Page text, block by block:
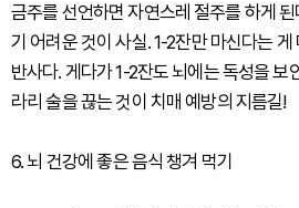
금주를 선언하면 자연스레 절주를 하게 된
기 어려운 것이 사실. 1-2잔만 마신다는
반사다. 게다가 1-2잔도 뇌에는 독성을 보
라리 술을 끊는 것이 치매 예방의 지름길!
6. 뇌 건강에 좋은 음식 챙겨 먹기